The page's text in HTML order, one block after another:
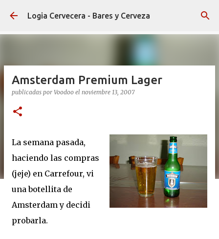
Ir al contenido principal
Logia Cervecera - Bares y Cerveza
Amsterdam Premium Lager
publicadas por Voodoo el noviembre 13, 2007
La semana pasada,
haciendo las compras
(jeje) en Carrefour, vi
una botellita de
Amsterdam y decidi
probarla.